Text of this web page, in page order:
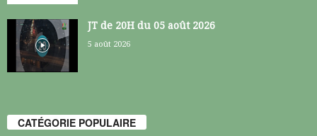
JT de 20H du 05 août 2026
5 août 2026
CATÉGORIE POPULAIRE